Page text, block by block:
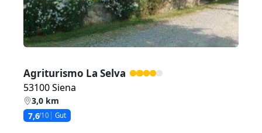
Agriturismo La Selva
53100 Siena
3,0 km
7,6/10 Gut